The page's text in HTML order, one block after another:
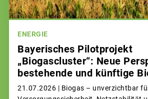
ENERGIE
Bayerisches Pilotprojekt
„Biogascluster“: Neue
bestehende und künftige
21.07.2026 | Biogas – unverzichtbar